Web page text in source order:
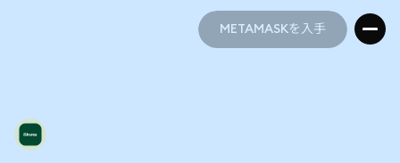
METAMASKを入手